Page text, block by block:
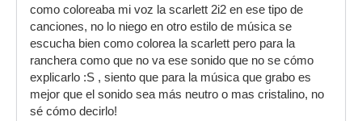
como coloreaba mi voz la scarlett 2i2 en ese tipo de
canciones, no lo niego en otro estilo de música se
escucha bien como colorea la scarlett pero para la
ranchera como que no va ese sonido que no se cómo
explicarlo :S , siento que para la música que grabo es
mejor que el sonido sea más neutro o mas cristalino, no
sé cómo decirlo!